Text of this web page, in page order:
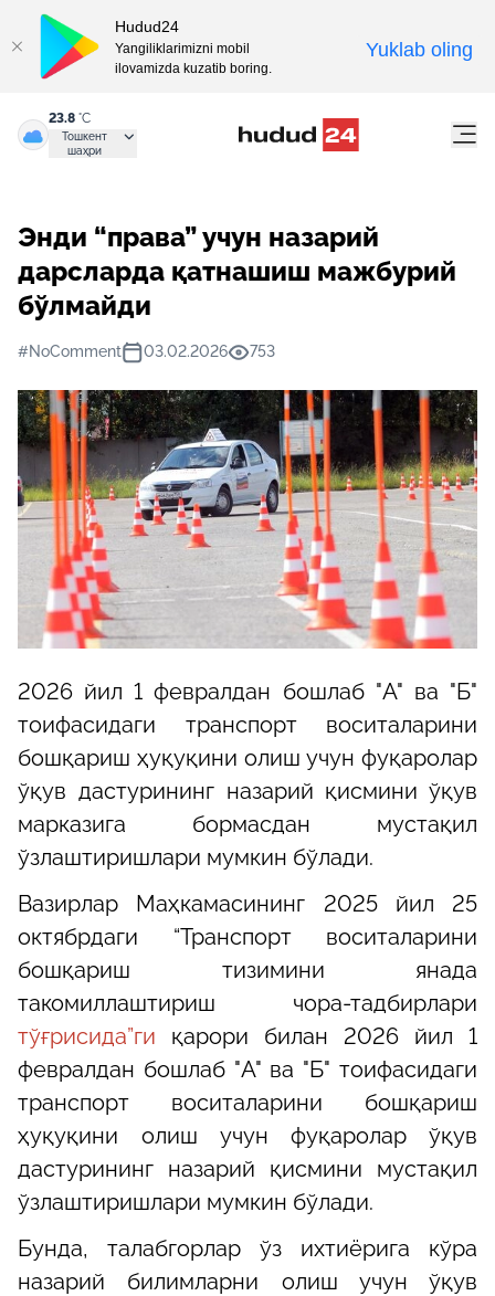
23.8 °C
Тошкент
шаҳри
Энди “права” учун назарий
дарсларда қатнашиш мажбурий
бўлмайди
#NoComment 03.02.2026 753
2026 йил 1 февралдан бошлаб "A" ва "Б"
тоифасидаги транспорт воситаларини
бошқариш ҳуқуқини олиш учун фуқаролар
ўқув дастурининг назарий қисмини ўқув
марказига бормасдан мустақил
ўзлаштиришлари мумкин бўлади.
Вазирлар Маҳкамасининг 2025 йил 25
октябрдаги “Транспорт воситаларини
бошқариш тизимини янада
такомиллаштириш чора-тадбирлари
тўғрисида”ги қарори билан 2026 йил 1
февралдан бошлаб "A" ва "Б" тоифасидаги
транспорт воситаларини бошқариш
ҳуқуқини олиш учун фуқаролар ўқув
дастурининг назарий қисмини мустақил
ўзлаштиришлари мумкин бўлади.
Бунда, талабгорлар ўз ихтиёрига кўра
назарий билимларни олиш учун ўқув
Hudud24
Yangiliklarimizni mobil
ilovamizda kuzatib boring.
Yuklab oling